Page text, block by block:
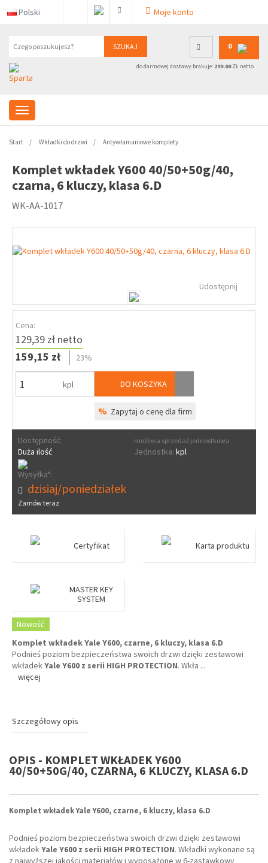
Polski Moje konto
SZUKAJ 0
do darmowej dostawy brakuje: 299.00ZŁ netto
Start Wkładki do drzwi Antywłamaniowe komplety
Komplet wkładek Y600 40/50+50g/40,
czarna, 6 kluczy, klasa 6.D
WK-AA-1017
Udostępnij
Cena:
129,39 zł netto
159,15 zł
23%
kpl DO KOSZYKA
% Zapytaj o cenę dla firm
Dostępność:
Duża ilość
możliwa sprzedaż jednostkowa
Jednostka: kpl
Wysyłka*:
dzisiaj/poniedziałek
Zamów teraz
Certyfikat Karta produktu
MASTER KEY
SYSTEM
Nowość
Komplet wkładek Yale Y600, czarne, 6 kluczy, klasa 6.D
Podnieś poziom bezpieczeństwa swoich drzwi dzięki zestawowi
wkładekYale Y600 z serii HIGH PROTECTION. Wkła ...
więcej
Szczegółowy opis
OPIS - KOMPLET WKŁADEK Y600
40/50+50G/40, CZARNA, 6 KLUCZY, KLASA 6.D
Komplet wkładek Yale Y600, czarne, 6 kluczy, klasa 6.D
Podnieś poziom bezpieczeństwa swoich drzwi dzięki zestawowi
wkładekYale Y600 z serii HIGH PROTECTION. Wkładki wykonane są
z najwyższej jakości materiałów i wyposażone w 6-zastawkowy